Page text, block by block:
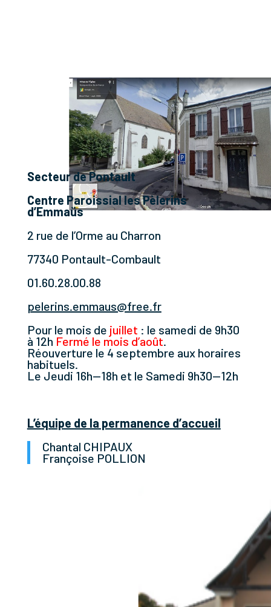
Secteur de Pontault
Centre Paroissial les Pèlerins
d’Emmaüs
2 rue de l’Orme au Charron
77340 Pontault-Combault
01.60.28.00.88
pelerins.emmaus@free.fr
Pour le mois de juillet : le samedi de 9h30
à 12h Fermé le mois d’août.
Réouverture le 4 septembre aux horaires
habituels.
Le Jeudi 16h—18h et le Samedi 9h30—12h
L’équipe de la permanence d’accueil
Chantal CHIPAUX
Françoise POLLION